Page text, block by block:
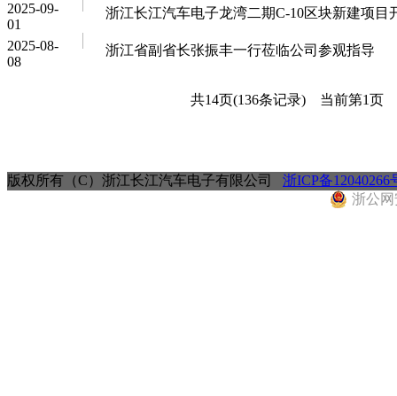
2025-09-
01
浙江长江汽车电子龙湾二期C-10区块新建项目
2025-08-
08
浙江省副省长张振丰一行莅临公司参观指导
共14页(136条记录) 当前第1页
版权所有（C）浙江长江汽车电子有限公司 浙ICP备12040266
浙公网